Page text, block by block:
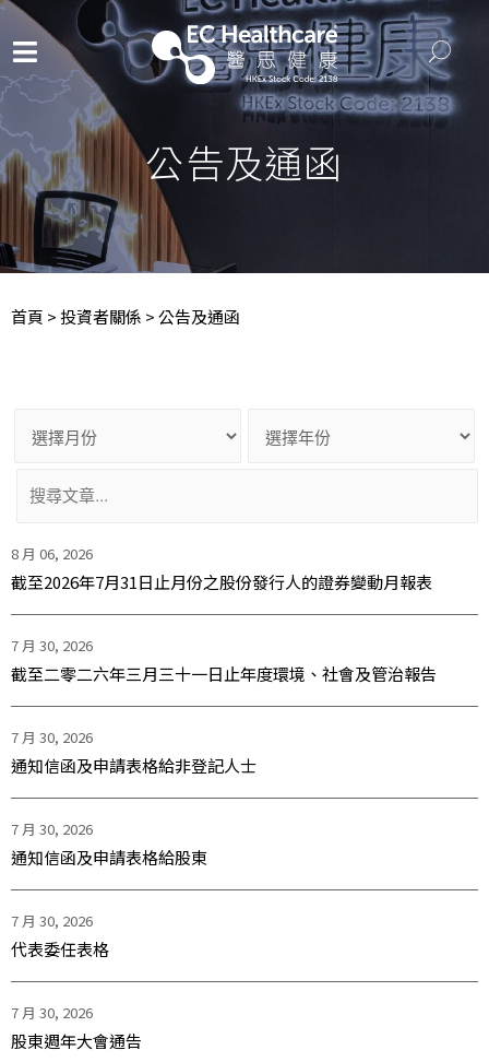
公告及通函
首頁 >投資者關係 >公告及通函
8 月 06, 2026
截至2026年7月31日止月份之股份發行人的證券變動月報表
7 月 30, 2026
截至二零二六年三月三十一日止年度環境、社會及管治報告
7 月 30, 2026
通知信函及申請表格給非登記人士
7 月 30, 2026
通知信函及申請表格給股東
7 月 30, 2026
代表委任表格
7 月 30, 2026
股東週年大會通告